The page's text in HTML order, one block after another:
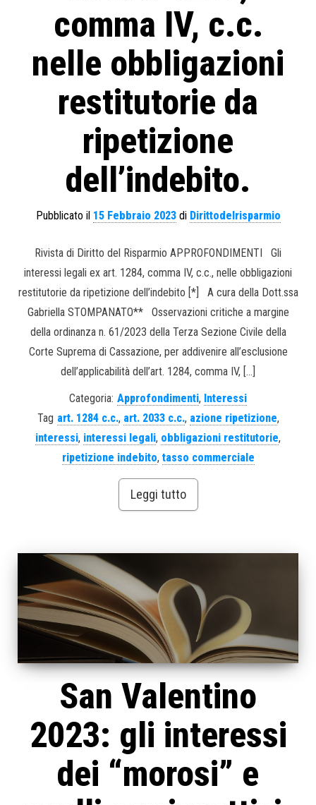
comma IV, c.c.
nelle obbligazioni
restitutorie da
ripetizione
dell’indebito.
Pubblicato il 15 Febbraio 2023di Dirittodelrisparmio
Rivista di Diritto del Risparmio APPROFONDIMENTI Gli
interessi legali ex art. 1284, comma IV, c.c., nelle obbligazioni
restitutorie da ripetizione dell’indebito [*] A cura della Dott.ssa
Gabriella STOMPANATO** Osservazioni critiche a margine
della ordinanza n. 61/2023 della Terza Sezione Civile della
Corte Suprema di Cassazione, per addivenire all’esclusione
dell’applicabilità dell’art. 1284, comma IV, […]
Categoria: Approfondimenti, Interessi
Tag art. 1284 c.c., art. 2033 c.c., azione ripetizione,
interessi, interessi legali, obbligazioni restitutorie,
ripetizione indebito, tasso commerciale
Leggi tutto
San Valentino
2023: gli interessi
dei “morosi” e